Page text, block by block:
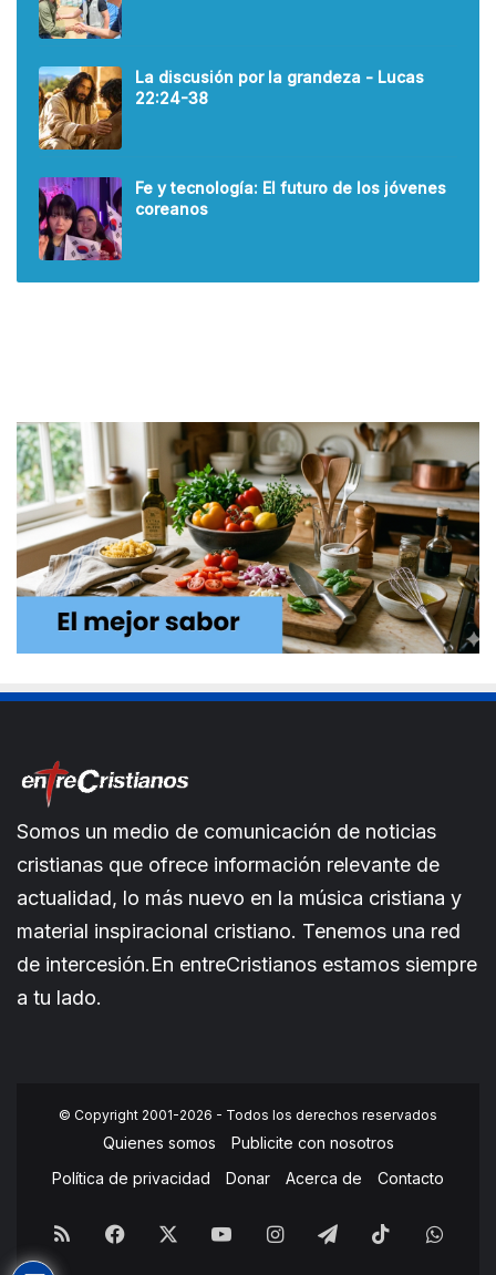
La discusión por la grandeza - Lucas
22:24-38
Fe y tecnología: El futuro de los jóvenes
coreanos
Somos un medio de comunicación de noticias
cristianas que ofrece información relevante de
actualidad, lo más nuevo en la música cristiana y
material inspiracional cristiano. Tenemos una red
de intercesión.En entreCristianos estamos siempre
a tu lado.
© Copyright 2001-2026 - Todos los derechos reservados
Quienes somos
Publicite con nosotros
Política de privacidad
Donar Acerca de Contacto
RSS Facebook YouTubeInstagramTelegramTikTok